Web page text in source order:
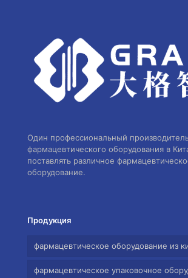
Один профессиональный
фармацевтического оборудования в
поставлять различное
оборудование.
Продукция
фармацевтическое оборудование из
фармацевтическое упаковочное